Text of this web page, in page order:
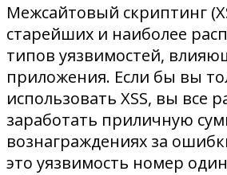
Межсайтовый скриптинг
старейших и наиболее
типов уязвимостей,
приложения. Если бы вы
использовать XSS, вы все
заработать приличную
вознаграждениях за
это уязвимость номер